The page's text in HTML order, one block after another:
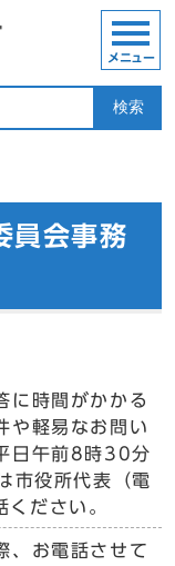
検索
メニュー
員会事務
に時間がかかる
や軽易なお問い
日午前8時30分
市役所代表（電
ださい。
、お電話させて